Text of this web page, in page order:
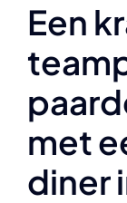
Een
met
diner